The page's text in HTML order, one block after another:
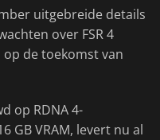
uitgebreide details
over FSR 4
de toekomst van
op RDNA 4-
GB VRAM, levert nu al